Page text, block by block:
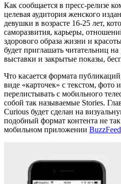
Как сообщается в пресс-релизе
целевая аудитория женского
девушки в возрасте 16-25 лет,
саморазвития, карьеры,
здорового образа жизни и
будет приглашать читательниц
выставки и закрытые показы,
Что касается формата
виде «карточек» с текстом, фото
перелистывать с мобильного
собой так называемые Stories.
Curious будет сделан на
подобный формат контента не
мобильном приложении BuzzFeed